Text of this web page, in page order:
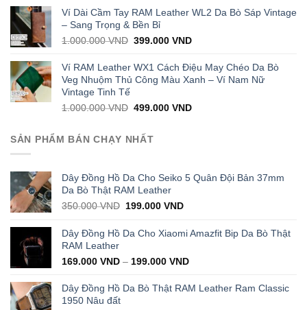
was:
1.000.000 VND.
is:
Ví Dài Cầm Tay RAM Leather WL2 Da Bò Sáp Vintage
– Sang Trọng & Bền Bỉ
1.000.000VND Original
was:
1.000.000 VND.
399.000VNDCurrent
is:
399.000 VND.
Ví RAM Leather WX1 Cách Điệu May Chéo Da Bò
Veg Nhuộm Thủ Công Màu Xanh – Ví Nam Nữ
Vintage Tinh Tế
1.000.000VND Original
was:
1.000.000 VND.
499.000VNDCurrent
SẢN PHẨM BÁN CHẠY NHẤT
Dây Đồng Hồ Da Cho Seiko 5 Quân Đội Bản 37mm
Da Bò Thật RAM Leather
350.000VND Original
was:
199.000VNDCurrent
is:
199.000 VND.
Dây Đồng Hồ Da Cho Xiaomi Amazfit Bip Da Bò Thật
RAM Leather
169.000 VND – 199.000 VND
Dây Đồng Hồ Da Bò Thật RAM Leather Ram Classic
1950 Nâu đất